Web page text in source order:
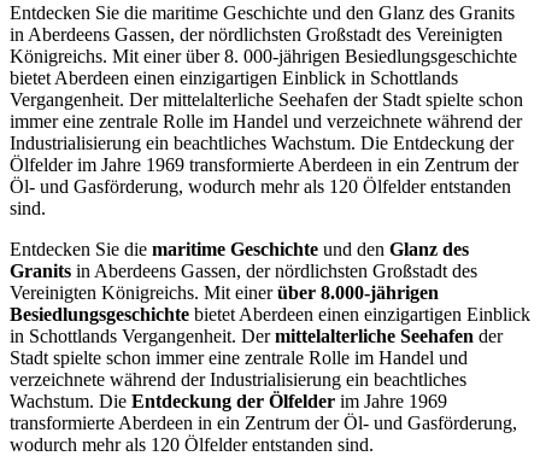
Entdecken Sie die maritime Geschichte und den Glanz des Granits
in Aberdeens Gassen, der nördlichsten Großstadt des Vereinigten
Königreichs. Mit einer über 8. 000-jährigen Besiedlungsgeschichte
bietet Aberdeen einen einzigartigen Einblick in Schottlands
Vergangenheit. Der mittelalterliche Seehafen der Stadt spielte schon
immer eine zentrale Rolle im Handel und verzeichnete während der
Industrialisierung ein beachtliches Wachstum. Die Entdeckung der
Ölfelder im Jahre 1969 transformierte Aberdeen in ein Zentrum der
Öl- und Gasförderung, wodurch mehr als 120 Ölfelder entstanden
sind.
Entdecken Sie die maritime Geschichte und den Glanz des
Granits in Aberdeens Gassen, der nördlichsten Großstadt des
Vereinigten Königreichs. Mit einerüber 8.000-jährigen
Besiedlungsgeschichte bietet Aberdeen einen einzigartigen Einblick
in Schottlands Vergangenheit. Dermittelalterliche Seehafen der
Stadt spielte schon immer eine zentrale Rolle im Handel und
verzeichnete während der Industrialisierung ein beachtliches
Wachstum. Die Entdeckung der Ölfelder im Jahre 1969
transformierte Aberdeen in ein Zentrum der Öl- und Gasförderung,
wodurch mehr als 120 Ölfelder entstanden sind.